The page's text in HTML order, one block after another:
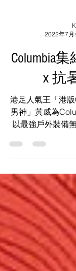
2022年7月
Columbia
x 抗
港足人氣王「港
以最強戶外裝備
努力備戰東亞足